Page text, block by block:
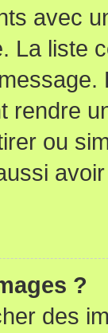
avec
La liste
rendre
ou
?
des